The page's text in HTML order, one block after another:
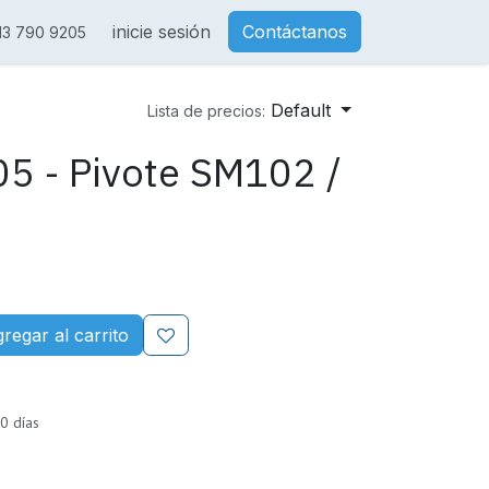
790 9205 inicie sesión Contáctanos
Lista de precios: Default
- Pivote SM102 /
al carrito
días